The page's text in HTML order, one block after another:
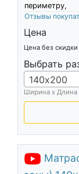
периметру,
Отзывы
Цена
Цена без скидки
Выбрать
140х200
Ширина х Длина